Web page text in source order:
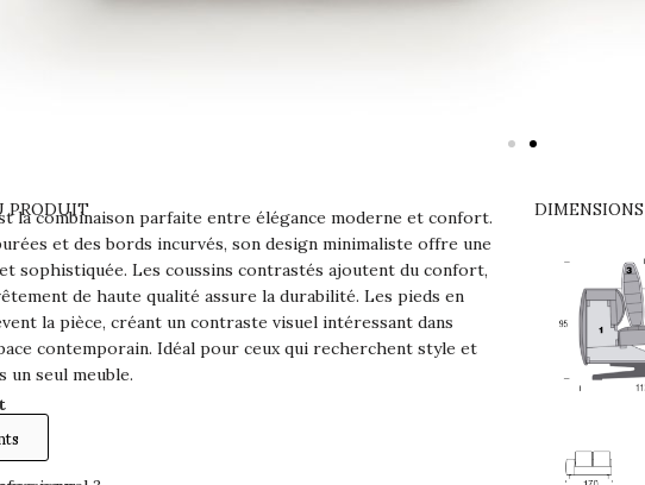
PRODUIT
la combinaison parfaite entre élégance moderne et confort.
et des bords incurvés, son design minimaliste offre une
sophistiquée. Les coussins contrastés ajoutent du confort,
de haute qualité assure la durabilité. Les pieds en
la pièce, créant un contraste visuel intéressant dans
contemporain. Idéal pour ceux qui recherchent style et
un seul meuble.
DIMENSIONS